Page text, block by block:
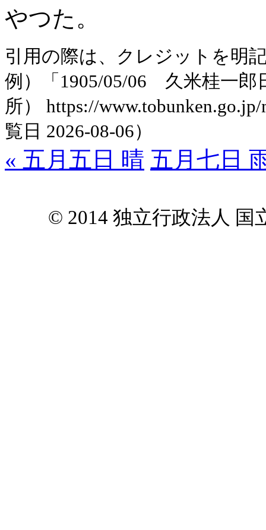
やつた。
引用の際は、クレジットを明
例）「1905/05/06 久米桂一郎
所） https://
覧日 2026-08-06）
« 五月五日 晴 五月七日
© 2014 独立行政法人 国